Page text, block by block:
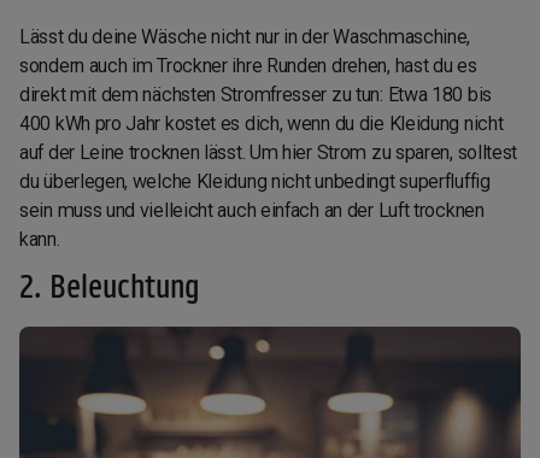
Lässt du deine Wäsche nicht nur in der Waschmaschine,
sondern auch im Trockner ihre Runden drehen, hast du es
direkt mit dem nächsten Stromfresser zu tun: Etwa 180 bis
400 kWh pro Jahr kostet es dich, wenn du die Kleidung nicht
auf der Leine trocknen lässt. Um hier Strom zu sparen, solltest
du überlegen, welche Kleidung nicht unbedingt superfluffig
sein muss und vielleicht auch einfach an der Luft trocknen
kann.
2. Beleuchtung